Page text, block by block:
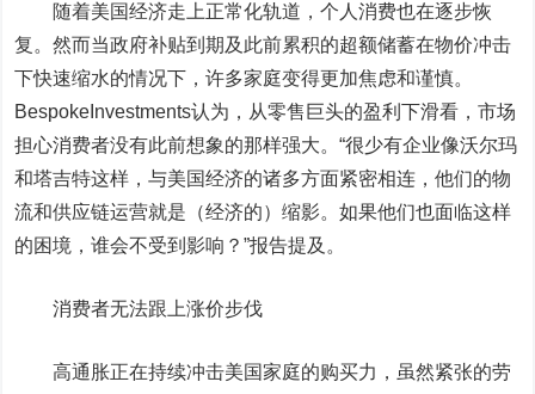
随着美国经济走上正常化轨道，个人消费也在逐步恢
复。然而当政府补贴到期及此前累积的超额储蓄在物价冲击
下快速缩水的情况下，许多家庭变得更加焦虑和谨慎。
BespokeInvestments认为，从零售巨头的盈利下滑看，市场
担心消费者没有此前想象的那样强大。“很少有企业像沃尔玛
和塔吉特这样，与美国经济的诸多方面紧密相连，他们的物
流和供应链运营就是（经济的）缩影。如果他们也面临这样
的困境，谁会不受到影响？”报告提及。
消费者无法跟上涨价步伐
高通胀正在持续冲击美国家庭的购买力，虽然紧张的劳